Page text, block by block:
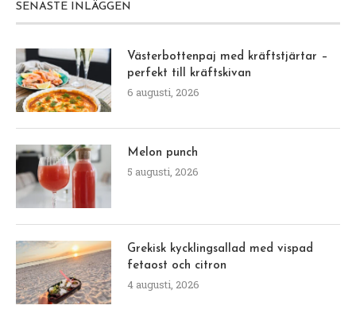
SENASTE INLÄGGEN
Västerbottenpaj med kräftstjärtar –
perfekt till kräftskivan
6 augusti, 2026
Melon punch
5 augusti, 2026
Grekisk kycklingsallad med vispad
fetaost och citron
4 augusti, 2026